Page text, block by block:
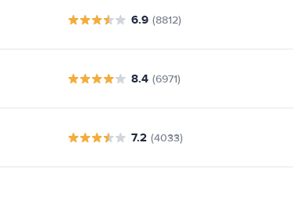
6.9 (8812)
8.4 (6971)
7.2 (4033)